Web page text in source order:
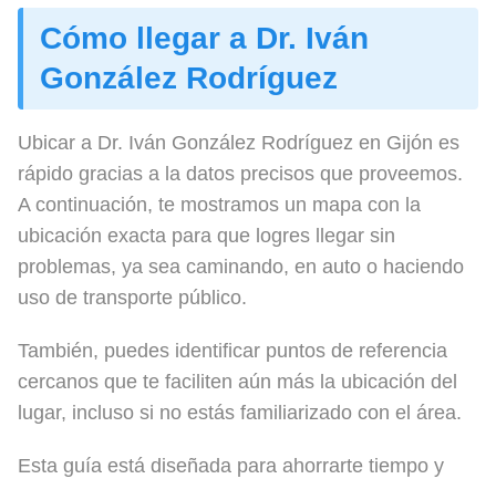
Cómo llegar a Dr. Iván
González Rodríguez
Ubicar a Dr. Iván González Rodríguez en Gijón es
rápido gracias a la datos precisos que proveemos.
A continuación, te mostramos un mapa con la
ubicación exacta para que logres llegar sin
problemas, ya sea caminando, en auto o haciendo
uso de transporte público.
También, puedes identificar puntos de referencia
cercanos que te faciliten aún más la ubicación del
lugar, incluso si no estás familiarizado con el área.
Esta guía está diseñada para ahorrarte tiempo y